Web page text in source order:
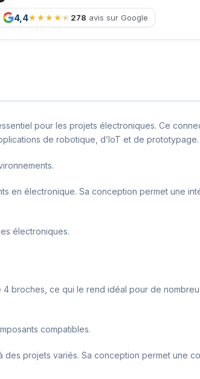
4,4 278 avis sur Google
pour les projets électroniques. Ce
de robotique, d’IoT et de prototypage.
en électronique. Sa conception permet une
électroniques.
broches, ce qui le rend idéal pour de
compatibles.
projets variés. Sa conception permet une